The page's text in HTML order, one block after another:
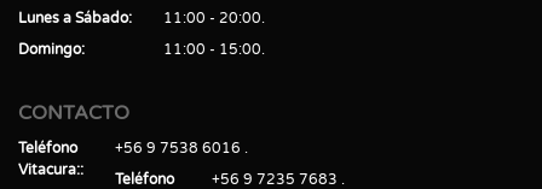
Lunes a Sábado
11:00 - 20:00
Domingo
11:00 - 15:00
CONTACTO
Teléfono
Vitacura:
+56 9 7538 6016
Teléfono
+56 9 7235 7683